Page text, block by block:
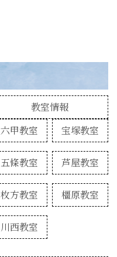
教室情報
六甲教室
宝塚教室
五條教室 芦屋教室
枚方教室 橿原教室
川西教室